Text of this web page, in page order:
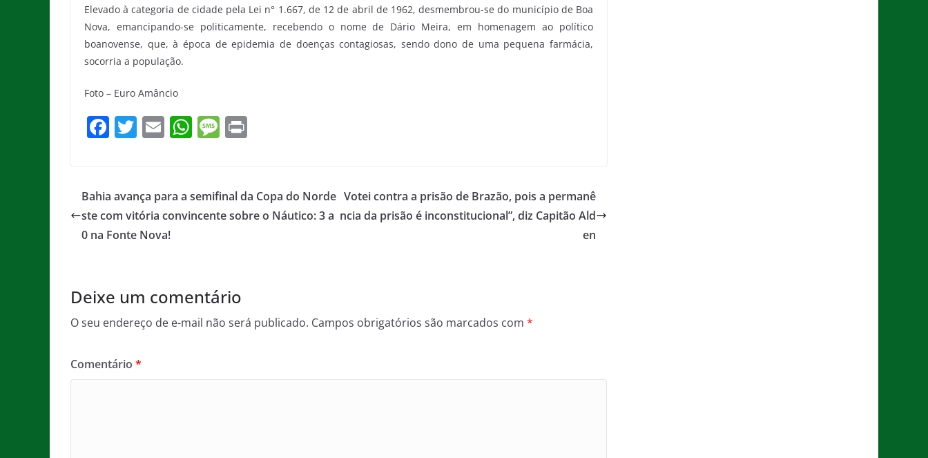
Elevado à categoria de cidade pela Lei n° 1.667, de 12 de abril de 1962, desmembrou-se do município de Boa
Nova, emancipando-se politicamente, recebendo o nome de Dário Meira, em homenagem ao político
boanovense, que, à época de epidemia de doenças contagiosas, sendo dono de uma pequena farmácia,
socorria a população.
Foto – Euro Amâncio
F
e
b
o
T
er
E
l
W
s
A
M
a
g
Bahia avança para a semifinal da Copa do Norde
ste com vitória convincente sobre o Náutico: 3 a
0 na Fonte Nova!
Votei contra a prisão de Brazão, pois a permanê
ncia da prisão é inconstitucional”, diz Capitão Ald
en
Deixe um comentário
O seu endereço de e-mail não será publicado. Campos obrigatórios são marcados com *
Comentário *